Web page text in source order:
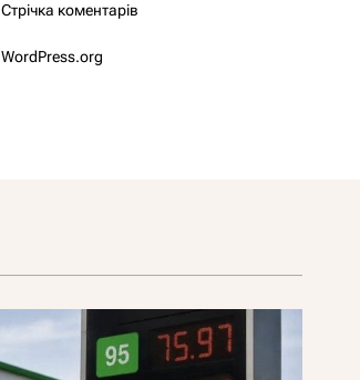
Стрічка коментарів
WordPress.org